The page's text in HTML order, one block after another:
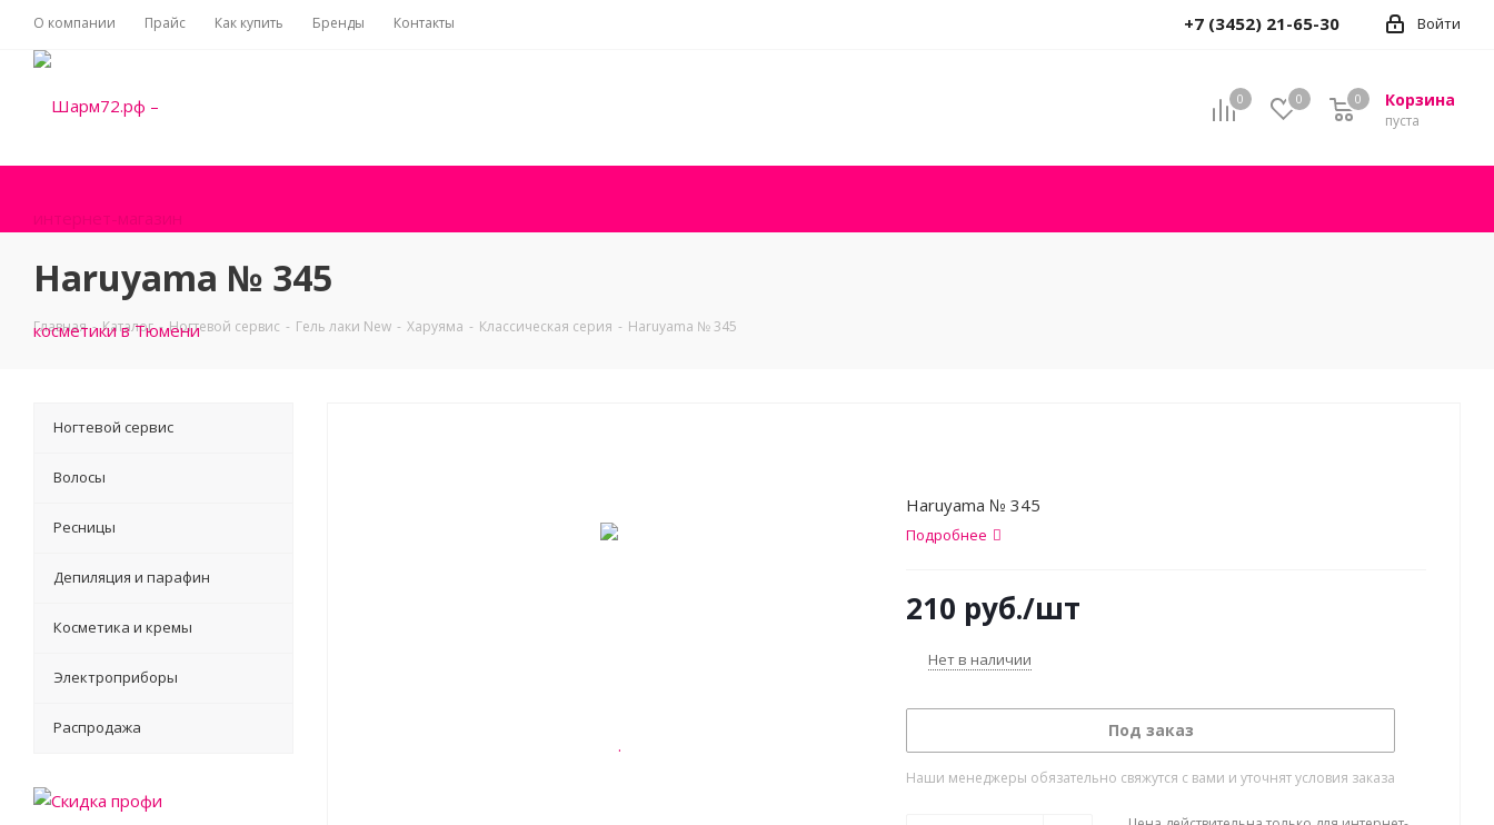
О компании Прайс Как купить Бренды Контакты Войти
+7 (3452) 21-65-30
0 0 Корзина
пуста
0
Haruyama № 345
Главная - Каталог - Ногтевой сервис - Гель лаки New - Харуяма - Классическая серия - Haruyama № 345
Haruyama № 345
Подробнее
210 руб./шт
Нет в наличии
Под заказ
Наши менеджеры обязательно свяжутся с вами и уточнят условия заказа
Ногтевой сервис
Волосы
Ресницы
Депиляция и парафин
Косметика и кремы
Электроприборы
Распродажа